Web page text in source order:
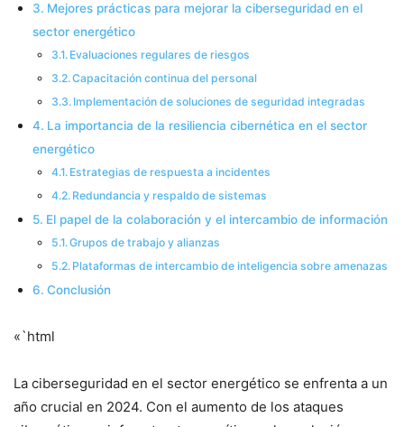
Mejores prácticas para mejorar la ciberseguridad en el
sector energético
Evaluaciones regulares de riesgos
Capacitación continua del personal
Implementación de soluciones de seguridad integradas
La importancia de la resiliencia cibernética en el sector
energético
Estrategias de respuesta a incidentes
Redundancia y respaldo de sistemas
El papel de la colaboración y el intercambio de información
Grupos de trabajo y alianzas
Plataformas de intercambio de inteligencia sobre amenazas
Conclusión
«`html
La ciberseguridad en el sector energético se enfrenta a un
año crucial en 2024. Con el aumento de los ataques